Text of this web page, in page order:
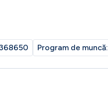
Program de muncă: